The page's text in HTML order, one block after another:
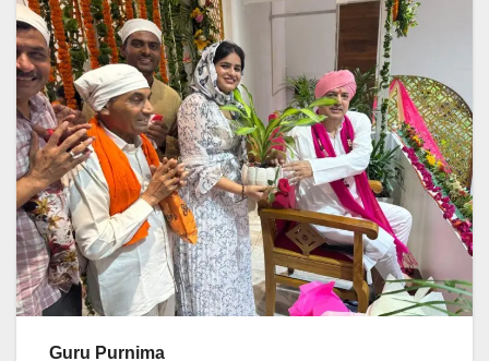
Guru Purnima